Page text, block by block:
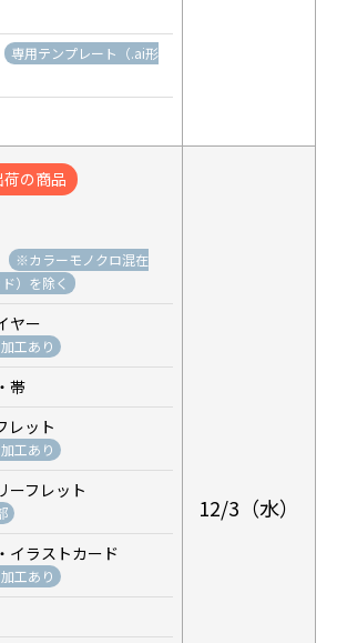
専用テンプレート（.ai形
荷の商品
※カラーモノクロ混在
ド）を除く
ヤー
工あり
帯
レット
工あり
ーフレット
イラストカード
工あり
12/3（水）